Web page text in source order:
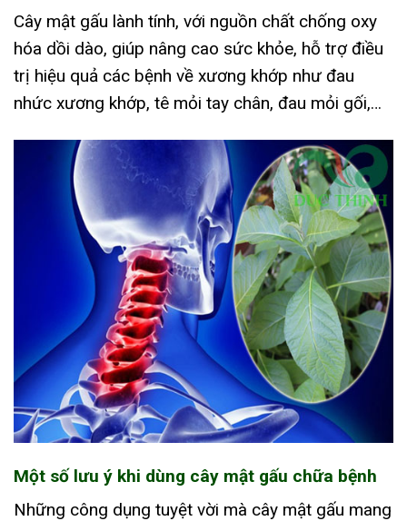
Cây mật gấu lành tính, với nguồn chất chống oxy
hóa dồi dào, giúp nâng cao sức khỏe, hỗ trợ điều
trị hiệu quả các bệnh về xương khớp như đau
nhức xương khớp, tê mỏi tay chân, đau mỏi gối,…
Một số lưu ý khi dùng cây mật gấu chữa bệnh
Những công dụng tuyệt vời mà cây mật gấu mang